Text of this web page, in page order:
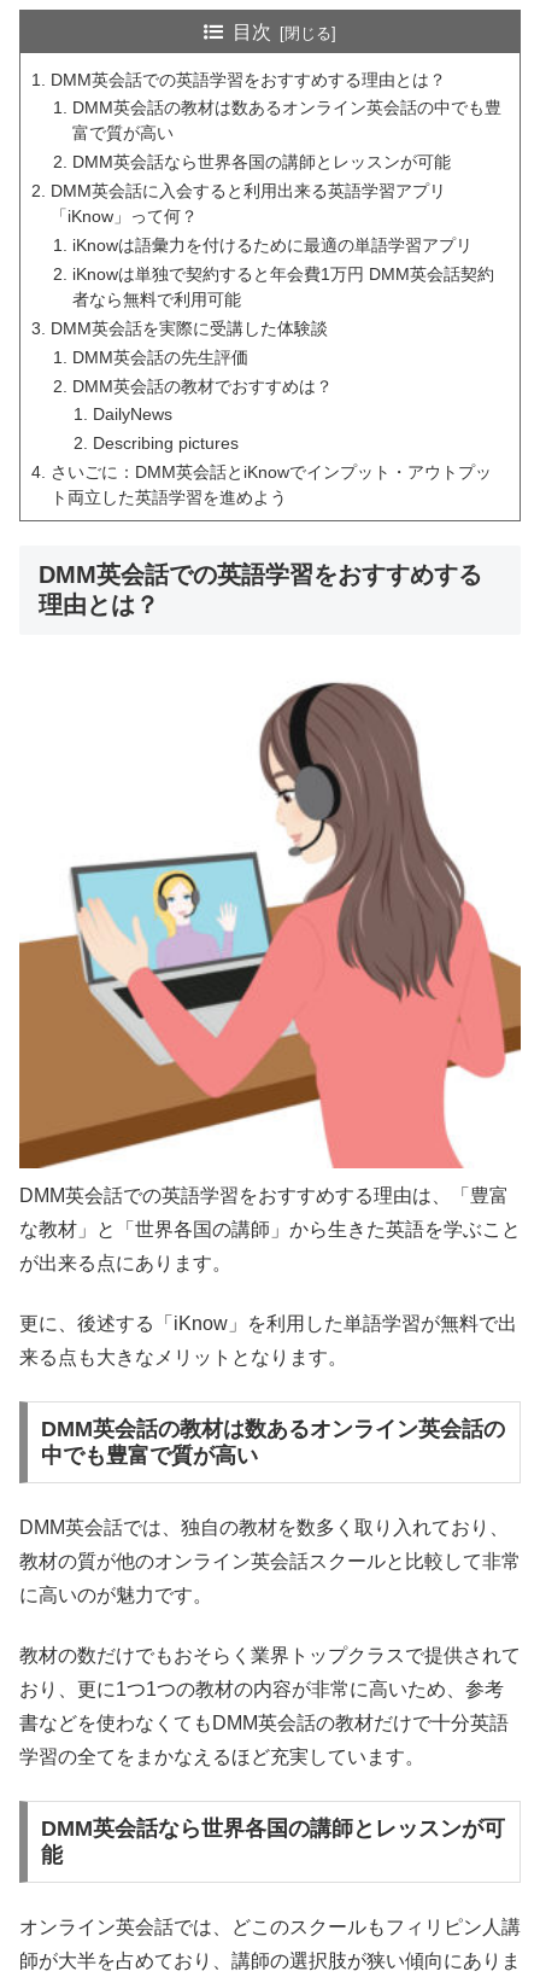
目次
DMM英会話での英語学習をおすすめする理由とは？
DMM英会話の教材は数あるオンライン英会話の中でも豊
富で質が高い
DMM英会話なら世界各国の講師とレッスンが可能
DMM英会話に入会すると利用出来る英語学習アプリ
「iKnow」って何？
iKnowは語彙力を付けるために最適の単語学習アプリ
iKnowは単独で契約すると年会費1万円 DMM英会話契約
者なら無料で利用可能
DMM英会話を実際に受講した体験談
DMM英会話の先生評価
DMM英会話の教材でおすすめは？
DailyNews
Describing pictures
さいごに：DMM英会話とiKnowでインプット・アウトプッ
ト両立した英語学習を進めよう
DMM英会話での英語学習をおすすめする
理由とは？
DMM英会話での英語学習をおすすめする理由は、「豊富
な教材」と「世界各国の講師」から生きた英語を学ぶこと
が出来る点にあります。
更に、後述する「iKnow」を利用した単語学習が無料で出
来る点も大きなメリットとなります。
DMM英会話の教材は数あるオンライン英会話の
中でも豊富で質が高い
DMM英会話では、独自の教材を数多く取り入れており、
教材の質が他のオンライン英会話スクールと比較して非常
に高いのが魅力です。
教材の数だけでもおそらく業界トップクラスで提供されて
おり、更に1つ1つの教材の内容が非常に高いため、参考
書などを使わなくてもDMM英会話の教材だけで十分英語
学習の全てをまかなえるほど充実しています。
DMM英会話なら世界各国の講師とレッスンが可
能
オンライン英会話では、どこのスクールもフィリピン人講
師が大半を占めており、講師の選択肢が狭い傾向にありま